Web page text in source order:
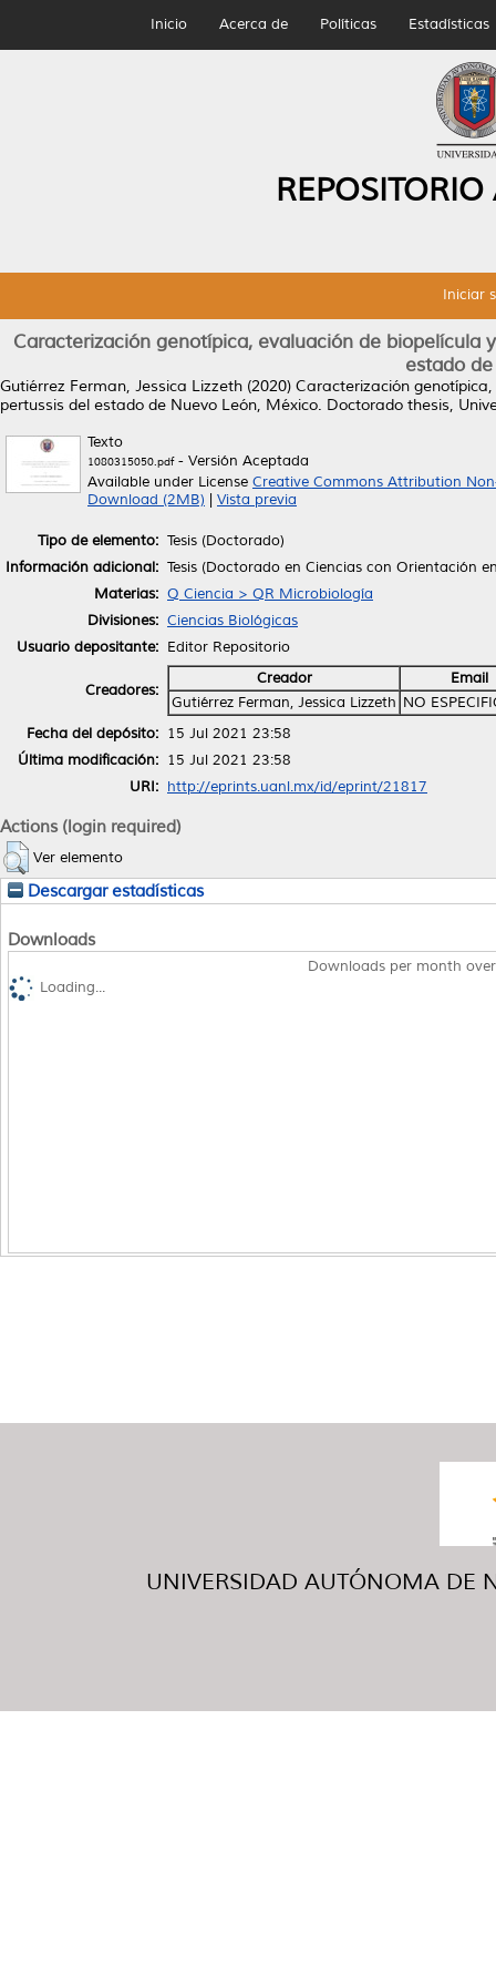
Inicio Acerca de Políticas Estadísticas
Iniciar
Caracterización genotípica, evaluación de
estado
Gutiérrez Ferman, Jessica Lizzeth (2020) Caracterización
pertussis del estado de Nuevo León, México. Doctorado thesis,
Texto
1080315050.pdf- Versión Aceptada
Available under License Creative Commons Attribution
Download (2MB)
Vista previa
Tipo de elemento: Tesis (Doctorado)
Información adicional: Tesis (Doctorado en Ciencias con Orientación
Materias: Q Ciencia > QR Microbiología
Divisiones: Ciencias Biológicas
Usuario depositante: Editor Repositorio
Creadores:
Creador
Email
Gutiérrez Ferman, Jessica Lizzeth NO
Fecha del depósito: 15 Jul 2021 23:58
Última modificación: 15 Jul 2021 23:58
URI: http://eprints.uanl.mx/id/eprint/21817
Actions (login required)
Ver elemento
Descargar estadísticas
Downloads
Downloads per month
Loading...
UNIVERSIDAD AUTÓNOMA DE